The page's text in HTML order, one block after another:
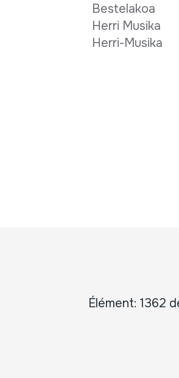
Bestelakoa
Herri Musika
Herri-Musika
Élément: 1362